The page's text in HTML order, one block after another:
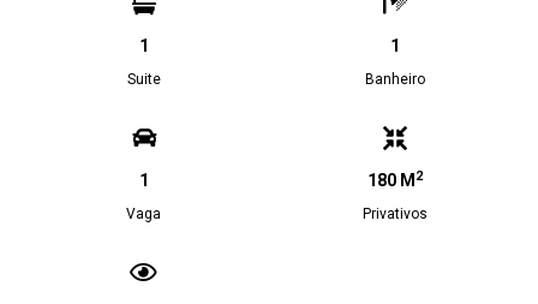
1
Suite
1
Banheiro
1
Vaga
180 M 2
Privativos